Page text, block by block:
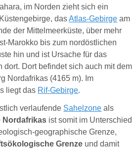
im Norden zieht sich ein
dasAtlas-Gebirge am
der Mittelmeerküste, über mehr
Marokko bis zum nordöstlichen
hin und ist Ursache für das
dort. Dort befindet sich auch mit dem
Nordafrikas (4165 m). m
liegt das Rif-Gebirge.
verlaufende Sahelzone als
Nordafrikas ist somit im Unterschied
geographische Grenze,
Grenze und damit